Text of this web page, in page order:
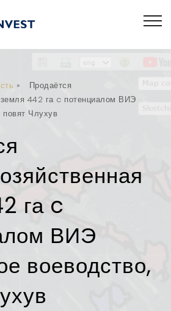
»
Продаётся
земля 442 га c потенциалом ВИЭ
повят Члухув
га c
ВИЭ
воеводство,